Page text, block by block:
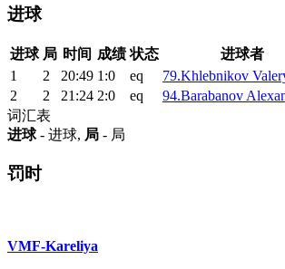
进球
进球 局 时间 成绩 状态 进球者
1
2 20:49 1:0 eq 79.Khlebnikov
2
2 21:24 2:0 eq 94.Barabanov
词汇表
进球- 进球, 局 - 局
罚时
VMF-Kareliya